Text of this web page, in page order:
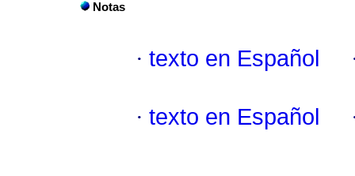
Notas
· texto en Español
· texto en Español